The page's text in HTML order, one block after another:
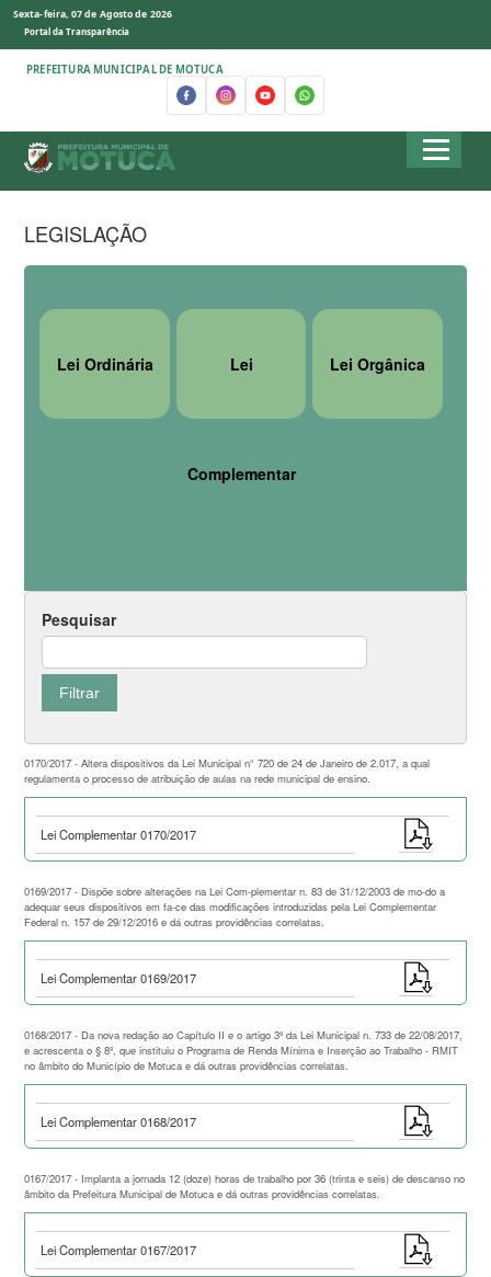
Sexta-feira, 07 de Agosto de 2026
Portal da Transparência
PREFEITURA MUNICIPAL DE MOTUCA
LEGISLAÇÃO
Lei Ordinária Lei
Complementar
Lei Orgânica
Pesquisar
0170/2017 - Altera dispositivos da Lei Municipal n° 720 de 24 de Janeiro de 2.017, a qual
regulamenta o processo de atribuição de aulas na rede municipal de ensino.
Lei Complementar 0170/2017
0169/2017 - Dispõe sobre alterações na Lei Com-plementar n. 83 de 31/12/2003 de mo-do a
adequar seus dispositivos em fa-ce das modificações introduzidas pela Lei Complementar
Federal n. 157 de 29/12/2016 e dá outras providências correlatas.
Lei Complementar 0169/2017
0168/2017 - Da nova redação ao Capítulo II e o artigo 3º da Lei Municipal n. 733 de 22/08/2017,
e acrescenta o § 8º, que instituiu o Programa de Renda Mínima e Inserção ao Trabalho - RMIT
no âmbito do Município de Motuca e dá outras providências correlatas.
Lei Complementar 0168/2017
0167/2017 - Implanta a jornada 12 (doze) horas de trabalho por 36 (trinta e seis) de descanso no
âmbito da Prefeitura Municipal de Motuca e dá outras providências correlatas.
Lei Complementar 0167/2017